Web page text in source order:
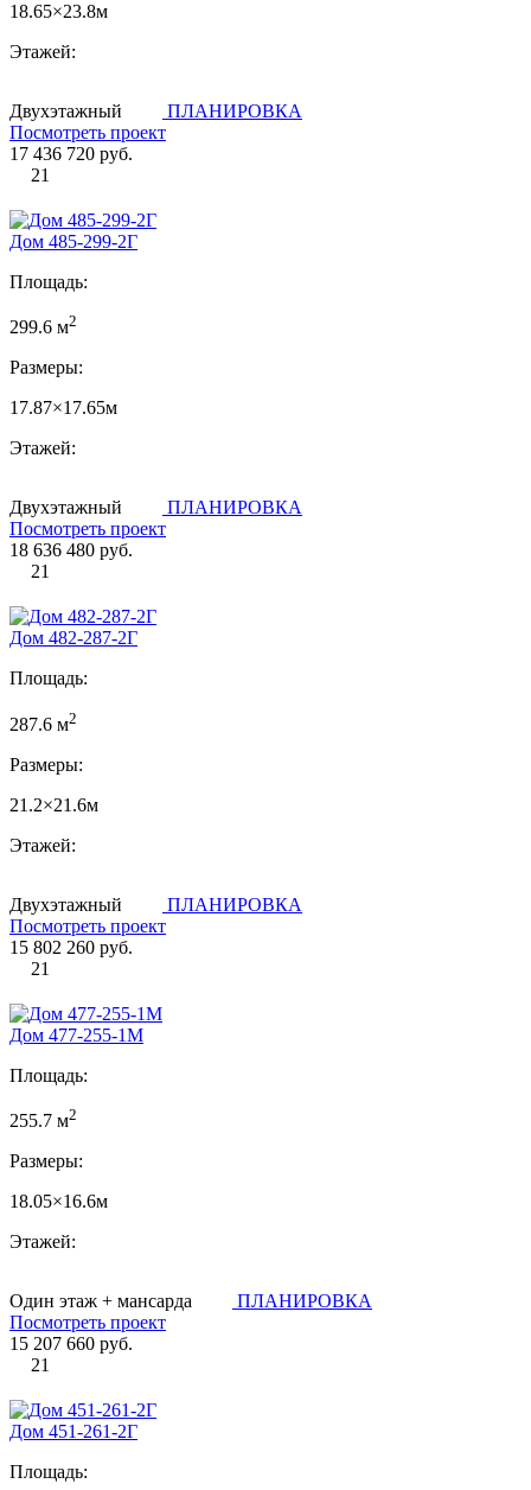
18.65×23.8м
Этажей:
Двухэтажный
ПЛАНИРОВКА
Посмотреть проект
17 436 720 руб.
21
Дом 485-299-2Г
Площадь:
299.6 м2
Размеры:
17.87×17.65м
Этажей:
Двухэтажный
ПЛАНИРОВКА
Посмотреть проект
18 636 480 руб.
21
Дом 482-287-2Г
Площадь:
287.6 м2
Размеры:
21.2×21.6м
Этажей:
Двухэтажный
ПЛАНИРОВКА
Посмотреть проект
15 802 260 руб.
21
Дом 477-255-1М
Площадь:
255.7 м2
Размеры:
18.05×16.6м
Этажей:
Один этаж + мансарда
ПЛАНИРОВКА
Посмотреть проект
15 207 660 руб.
21
Дом 451-261-2Г
Площадь: